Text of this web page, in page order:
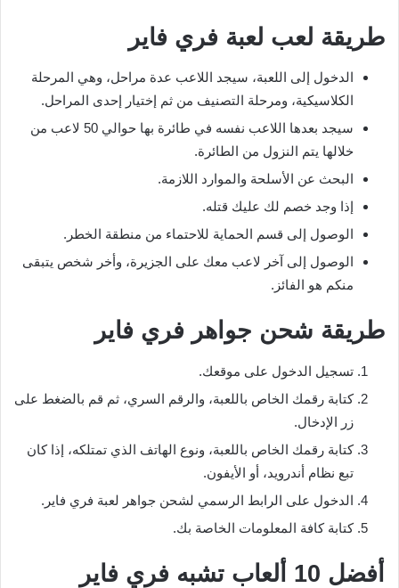
طريقة لعب لعبة فري فاير
الدخول إلى اللعبة، سيجد اللاعب عدة مراحل، وهي المرحلة
الكلاسيكية، ومرحلة التصنيف من ثم إختيار إحدى المراحل.
سيجد بعدها اللاعب نفسه في طائرة بها حوالي 50 لاعب من
خلالها يتم النزول من الطائرة.
البحث عن الأسلحة والموارد اللازمة.
إذا وجد خصم لك عليك قتله.
الوصول إلى قسم الحماية للاحتماء من منطقة الخطر.
الوصول إلى آخر لاعب معك على الجزيرة، وأخر شخص يتبقى
منكم هو الفائز.
طريقة شحن جواهر فري فاير
تسجيل الدخول على موقعك.
كتابة رقمك الخاص باللعبة، والرقم السري، ثم قم بالضغط على
زر الإدخال.
كتابة رقمك الخاص باللعبة، ونوع الهاتف الذي تمتلكه، إذا كان
تبع نظام أندرويد، أو الأيفون.
الدخول على الرابط الرسمي لشحن جواهر لعبة فري فاير.
كتابة كافة المعلومات الخاصة بك.
أفضل 10 ألعاب تشبه فري فاير